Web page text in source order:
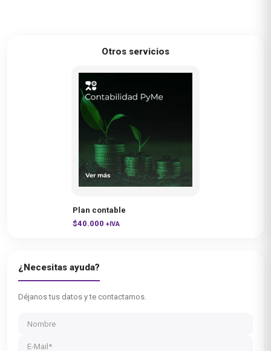
Otros servicios
Plan contable
$40.000 +IVA
¿Necesitas ayuda?
Déjanos tus datos y te contactamos.